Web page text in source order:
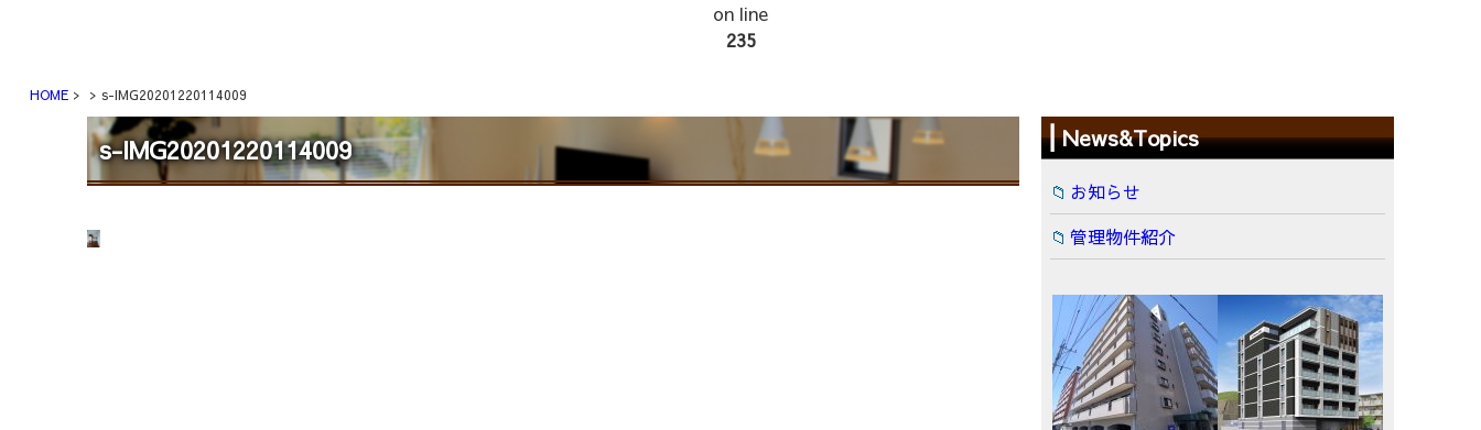
on line
235
HOME s-IMG20201220114009
s-IMG20201220114009 News&Topics
お知らせ
管理物件紹介